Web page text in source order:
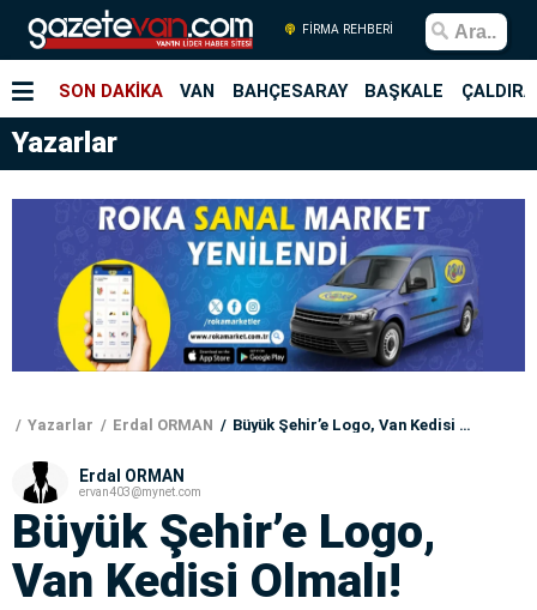
FİRMA REHBERİ
SON DAKİKA VAN BAHÇESARAY BAŞKALE
Yazarlar
Yazarlar Erdal ORMAN Büyük Şehir’e Logo, Van Kedisi Olmalı!
Erdal ORMAN
ervan403@mynet.com
Büyük Şehir’e Logo,
Van Kedisi Olmalı!